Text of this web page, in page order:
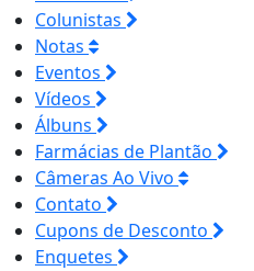
Colunistas
Notas
Eventos
Vídeos
Álbuns
Farmácias de Plantão
Câmeras Ao Vivo
Contato
Cupons de Desconto
Enquetes